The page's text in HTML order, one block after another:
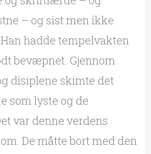
– og sist men ikke
hadde tempelvakten
bevæpnet. Gjennom
disiplene skimte det
som lyste og de
var denne verdens
De måtte bort med den